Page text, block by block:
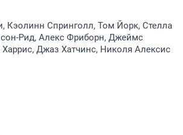
Кэолинн Спринголл, Том Йорк, Стелла
Рид, Алекс Фриборн, Джеймс
Джаз Хатчинс, Николя Алексис